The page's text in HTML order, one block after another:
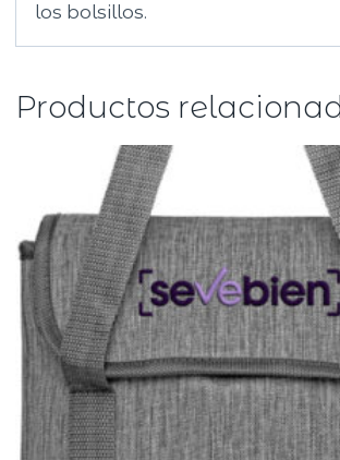
los bolsillos.
Productos